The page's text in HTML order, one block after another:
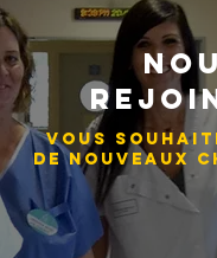
VOUS
DE NOUVEAUX